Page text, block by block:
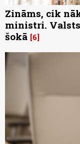
Zināms, cik
ministri. Valsts
šokā 6